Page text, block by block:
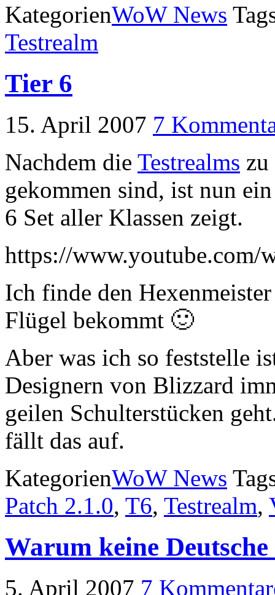
KategorienWoW News
Testrealm
Tier 6
15. April 2007 7
Nachdem die Testrealms
gekommen sind, ist nun
6 Set aller Klassen zeigt.
https://www.youtube.com/
Ich finde den
Flügel bekommt 🙂
Aber was ich so feststelle
Designern von Blizzard
geilen Schulterstücken
fällt das auf.
KategorienWoW News
Patch 2.1.0, T6, Testrealm,
Warum keine
5. April 2007 7